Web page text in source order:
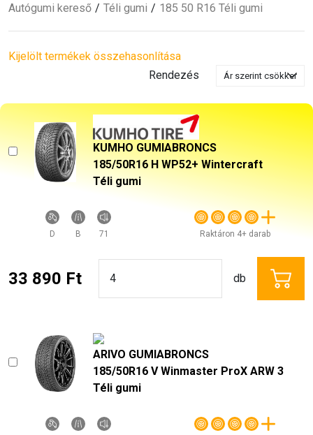
Autógumi kereső Téli gumi 185 50 R16 Téli gumi
Kijelölt termékek összehasonlítása
Rendezés
KUMHO GUMIABRONCS
185/50R16 H WP52+ Wintercraft
Téli gumi
D B 71 Raktáron 4+ darab
33 890 Ft db
ARIVO GUMIABRONCS
185/50R16 V Winmaster ProX ARW 3
Téli gumi